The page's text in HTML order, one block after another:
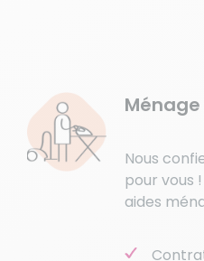
Nous
pour vous
aides